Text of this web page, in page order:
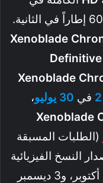
الوضع المحمول، وكل ذلك بمعدل 60 إطاراً في الثانية.
Xenoblade
Xenoblade
2 في 30 يوليو
،
Xenoblade
(الطلبات المسبقة
النسخ الفيزيائية
(الأقراص/العلب) في 30 يوليو، و1 أكتوبر، و3 ديسمبر